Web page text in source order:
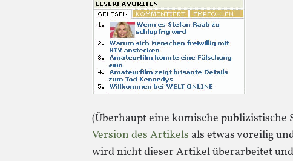
(Überhaupt eine komische publizistische
Version des Artikels als etwas voreilig
wird nicht dieser Artikel überarbeitet